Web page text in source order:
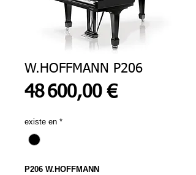
W.HOFFMANN P206
48 600,00 €Prix
existe en *
P206 W.HOFFMANN